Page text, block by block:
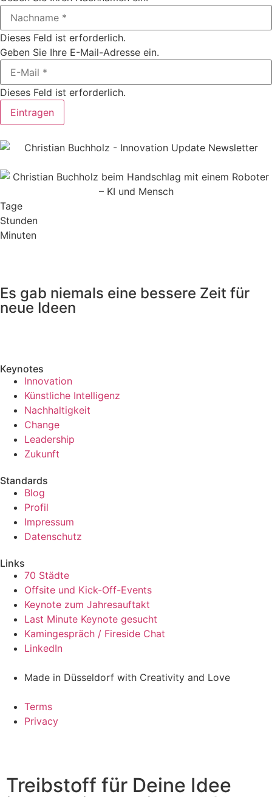
Dieses Feld ist erforderlich.
Geben Sie Ihre E-Mail-Adresse ein.
Dieses Feld ist erforderlich.
Eintragen
Tage
Stunden
Minuten
Es gab niemals eine bessere Zeit für
neue Ideen
Keynotes
lnnovation
Künstliche Intelligenz
Nachhaltigkeit
Change
Leadership
Zukunft
Standards
Blog
Profil
Impressum
Datenschutz
Links
70 Städte
Offsite und Kick-Off-Events
Keynote zum Jahresauftakt
Last Minute Keynote gesucht
Kamingespräch / Fireside Chat
LinkedIn
Made in Düsseldorf with Creativity and Love
Terms
Privacy
Treibstoff für Deine Idee